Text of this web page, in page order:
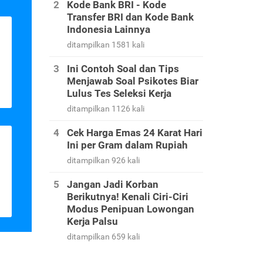
Kode Bank BRI - Kode
Transfer BRI dan Kode Bank
Indonesia Lainnya
ditampilkan 1581 kali
Ini Contoh Soal dan Tips
Menjawab Soal Psikotes Biar
Lulus Tes Seleksi Kerja
ditampilkan 1126 kali
Cek Harga Emas 24 Karat Hari
Ini per Gram dalam Rupiah
ditampilkan 926 kali
Jangan Jadi Korban
Berikutnya! Kenali Ciri-Ciri
Modus Penipuan Lowongan
Kerja Palsu
ditampilkan 659 kali